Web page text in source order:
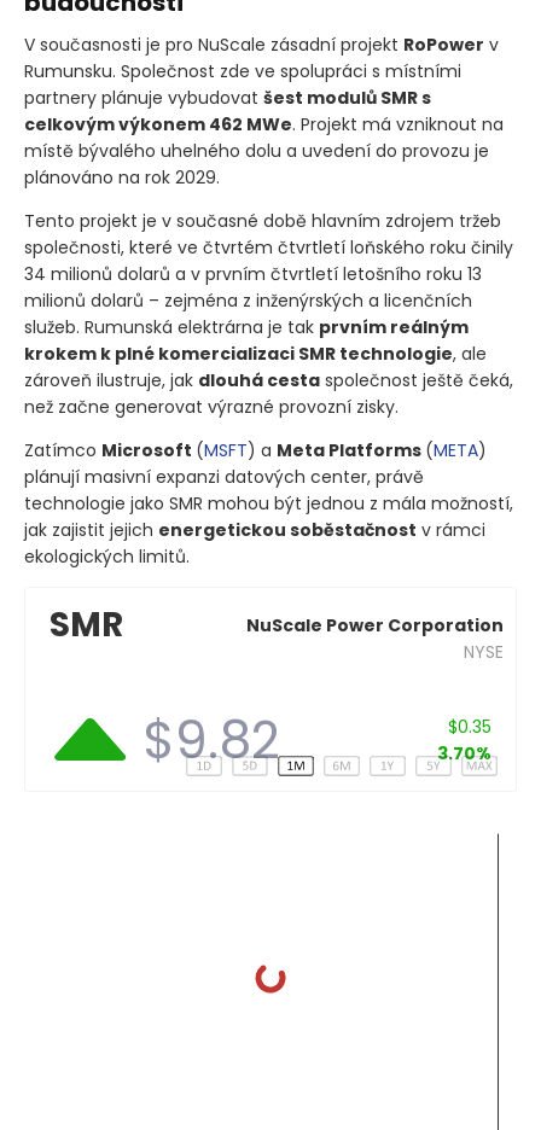
V současnosti je pro NuScale zásadní projekt RoPower v
Rumunsku. Společnost zde ve spolupráci s místními
partnery plánuje vybudovat šest modulů SMR s
celkovým výkonem 462 MWe. Projekt má vzniknout na
místě bývalého uhelného dolu a uvedení do provozu je
plánováno na rok 2029.
Tento projekt je v současné době hlavním zdrojem tržeb
společnosti, které ve čtvrtém čtvrtletí loňského roku činily
34 milionů dolarů a v prvním čtvrtletí letošního roku 13
milionů dolarů – zejména z inženýrských a licenčních
služeb. Rumunská elektrárna je tak prvním reálným
krokem k plné komercializaci SMR technologie, ale
zároveň ilustruje, jak dlouhá cesta společnost ještě čeká,
než začne generovat výrazné provozní zisky.
Zatímco Microsoft (MSFT) a Meta Platforms (META)
plánují masivní expanzi datových center, právě
technologie jako SMR mohou být jednou z mála možností,
jak zajistit jejich energetickou soběstačnost v rámci
ekologických limitů.
SMR
NuScale Power Corporation
NYSE
$9.82
$0.35
3.70%